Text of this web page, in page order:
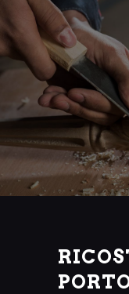
HOME
CHI
I